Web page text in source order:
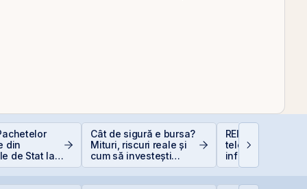
din
de Stat la
pentru
Cât de sigură e bursa?
Mituri, riscuri reale și
cum să investești
inteligent
REIT-urile de
telecomunicații -
infrastructurii